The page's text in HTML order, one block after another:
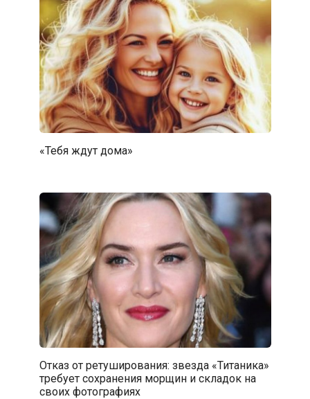
«Тебя ждут дома»
Отказ от ретуширования: звезда «Титаника»
требует сохранения морщин и складок на
своих фотографиях